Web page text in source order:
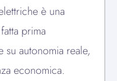
è una
prima
su autonomia reale,
economica.